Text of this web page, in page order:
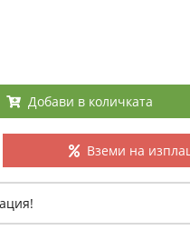
Добави в количката
Вземи на